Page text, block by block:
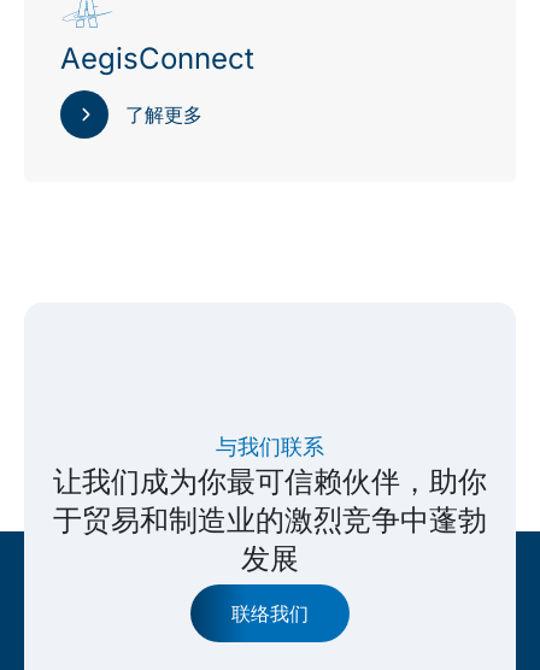
AegisConnect
了解更多
与我们联系
让我们成为你最可信赖伙伴，助你
于贸易和制造业的激烈竞争中蓬勃
发展
联络我们